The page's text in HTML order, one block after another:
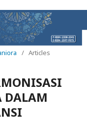
/ Articles
DALAM